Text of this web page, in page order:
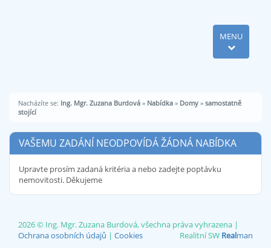
MENU
Nacházíte se: Ing. Mgr. Zuzana Burdová » Nabídka » Domy » samostatně
stojící
VAŠEMU ZADÁNÍ NEODPOVÍDÁ ŽÁDNÁ NABÍDKA
Upravte prosím zadaná kritéria a nebo zadejte poptávku
nemovitosti. Děkujeme
2026 © Ing. Mgr. Zuzana Burdová, všechna práva vyhrazena |
Ochrana osobních údajů | Cookies Realitní SW Realman